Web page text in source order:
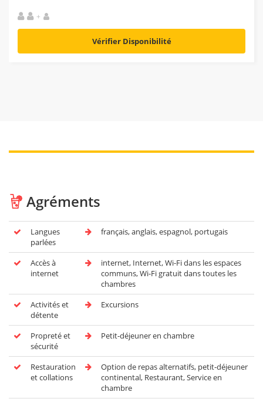
+
Vérifier Disponibilité
Agréments
Langues
parlées
français, anglais, espagnol, portugais
Accès à
internet
internet, Internet, Wi-Fi dans les espaces
communs, Wi-Fi gratuit dans toutes les
chambres
Activités et
détente
Excursions
Propreté et
sécurité
Petit-déjeuner en chambre
Restauration
et collations
Option de repas alternatifs, petit-déjeuner
continental, Restaurant, Service en
chambre